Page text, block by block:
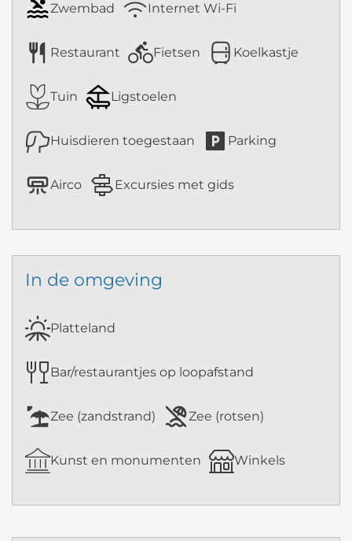
Zwembad Internet Wi-Fi
Restaurant Fietsen Koelkastje
Tuin Ligstoelen
Huisdieren toegestaan Parking
Airco Excursies met gids
In de omgeving
Platteland
Bar/restaurantjes op loopafstand
Zee (zandstrand) Zee (rotsen)
Kunst en monumenten Winkels